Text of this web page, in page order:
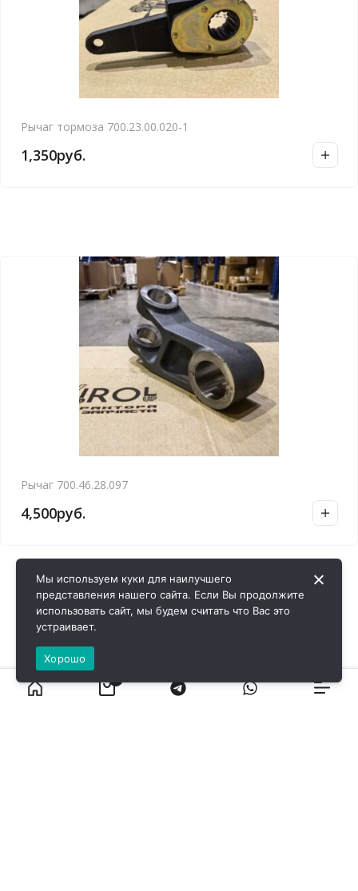
Рычаг тормоза 700.23.00.020-1
1,350руб.
Рычаг 700.46.28.097
4,500руб.
Мы используем куки для наилучшего
представления нашего сайта. Если Вы продолжите
использовать сайт, мы будем считать что Вас это
устраивает.
Хорошо